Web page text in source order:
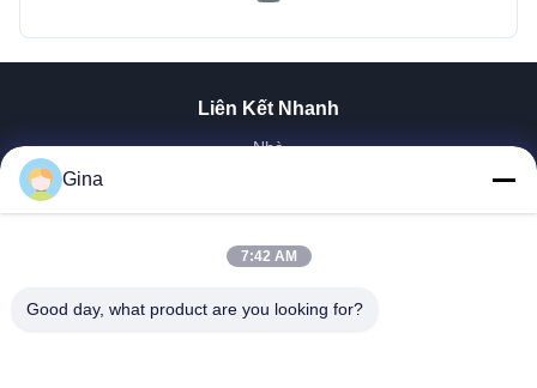
Liên Kết Nhanh
Nhà
Sản Phẩm
Tham Quan Nhà Máy
Trường Hợp Của Chúng Tôi
Gina
7:42 AM
Good day, what product are you looking for?